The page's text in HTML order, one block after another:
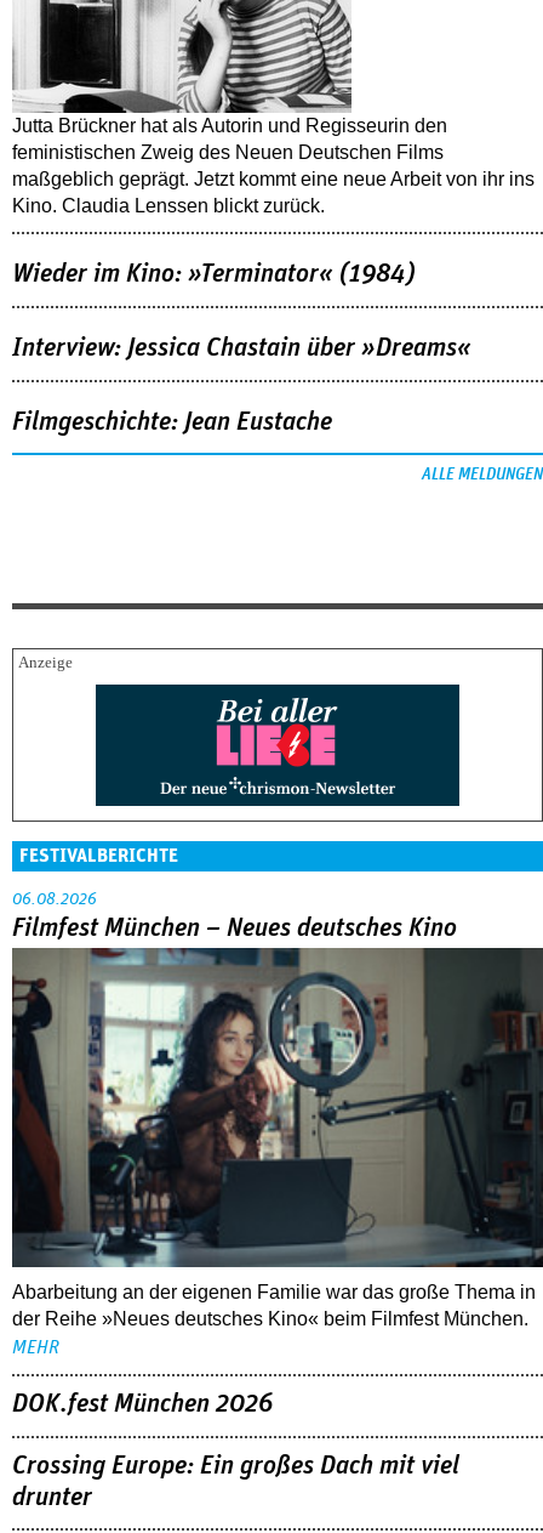
Jutta Brückner hat als Autorin und Regisseurin den
feministischen Zweig des Neuen Deutschen Films
maßgeblich geprägt. Jetzt kommt eine neue Arbeit von ihr ins
Kino. Claudia Lenssen blickt zurück.
Wieder im Kino: »Terminator« (1984)
Interview: Jessica Chastain über »Dreams«
Filmgeschichte: Jean Eustache
ALLE MELDUNGEN
FESTIVALBERICHTE
06.08.2026
Filmfest München – Neues deutsches Kino
Abarbeitung an der eigenen Familie war das große Thema in
der Reihe »Neues deutsches Kino« beim Filmfest München.
MEHR
DOK.fest München 2026
Crossing Europe: Ein großes Dach mit viel
drunter